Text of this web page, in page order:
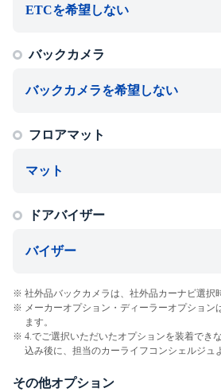
ETCを希望しない
バックカメラ
バックカメラを希望しない
フロアマット
マット
ドアバイザー
バイザー
社外品バックカメラは、社外品カーナビ選択
メーカーオプション・ディーラーオプション
ます。
4.でご選択いただいたオプションを装着でき
込み後に、担当のカーライフコンシェルジュ
その他オプション